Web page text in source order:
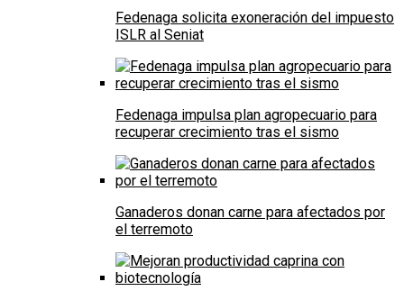
Fedenaga solicita exoneración del impuesto
ISLR al Seniat
Fedenaga impulsa plan agropecuario para
recuperar crecimiento tras el sismo
Ganaderos donan carne para afectados por
el terremoto